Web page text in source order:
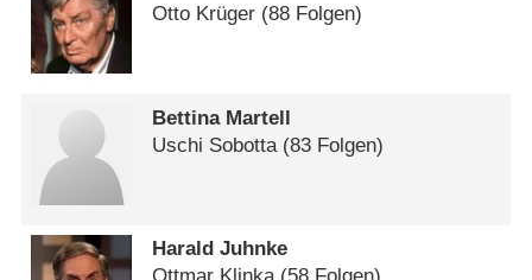
Otto Krüger (88 Folgen)
Bettina Martell
Uschi Sobotta (83 Folgen)
Harald Juhnke